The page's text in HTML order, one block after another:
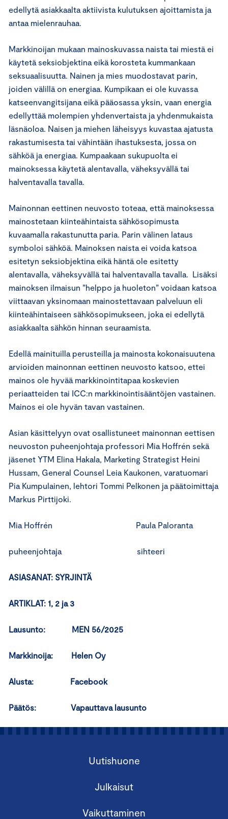
edellytä asiakkaalta aktiivista kulutuksen ajoittamista ja
antaa mielenrauhaa.
Markkinoijan mukaan mainoskuvassa naista tai miestä ei
käytetä seksiobjektina eikä korosteta kummankaan
seksuaalisuutta. Nainen ja mies muodostavat parin,
joiden välillä on energiaa. Kumpikaan ei ole kuvassa
katseenvangitsijana eikä pääosassa yksin, vaan energia
edellyttää molempien yhdenvertaista ja yhdenmukaista
läsnäoloa. Naisen ja miehen läheisyys kuvastaa ajatusta
rakastumisesta tai vähintään ihastuksesta, jossa on
sähköä ja energiaa. Kumpaakaan sukupuolta ei
mainoksessa käytetä alentavalla, väheksyvällä tai
halventavalla tavalla.
Mainonnan eettinen neuvosto toteaa, että mainoksessa
mainostetaan kiinteähintaista sähkösopimusta
kuvaamalla rakastunutta paria. Parin välinen lataus
symboloi sähköä. Mainoksen naista ei voida katsoa
esitetyn seksiobjektina eikä häntä ole esitetty
alentavalla, väheksyvällä tai halventavalla tavalla. Lisäksi
mainoksen ilmaisun ”helppo ja huoleton” voidaan katsoa
viittaavan yksinomaan mainostettavaan palveluun eli
kiinteähintaiseen sähkösopimukseen, joka ei edellytä
asiakkaalta sähkön hinnan seuraamista.
Edellä mainituilla perusteilla ja mainosta kokonaisuutena
arvioiden mainonnan eettinen neuvosto katsoo, ettei
mainos ole hyvää markkinointitapaa koskevien
periaatteiden tai ICC:n markkinointisääntöjen vastainen.
Mainos ei ole hyvän tavan vastainen.
Asian käsittelyyn ovat osallistuneet mainonnan eettisen
neuvoston puheenjohtaja professori Mia Hoffrén sekä
jäsenet YTM Elina Hakala, Marketing Strategist Heini
Hussam, General Counsel Leia Kaukonen, varatuomari
Pia Kumpulainen, lehtori Tommi Pelkonen ja päätoimittaja
Markus Pirttijoki.
Mia Hoffrén Paula Paloranta
puheenjohtaja sihteeri
ASIASANAT: SYRJINTÄ
ARTIKLAT: 1, 2 ja 3
Lausunto: MEN 56/2025
Markkinoija: Helen Oy
Alusta: Facebook
Päätös: Vapauttava lausunto
Uutishuone
Julkaisut
Vaikuttaminen